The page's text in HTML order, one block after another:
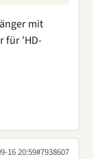
mit
für 'HD-
16 20:59#7938607